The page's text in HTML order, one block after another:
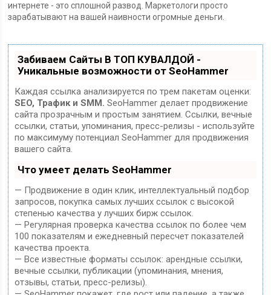
интернете - это сплошной развод. Маркетологи просто
зарабатывают на вашей наивности огромные деньги.
Забиваем Сайты В ТОП КУВАЛДОЙ -
Уникальные возможности от SeoHammer
Каждая ссылка анализируется по трем пакетам оценки:
SEO, Трафик и SMM. SeoHammer делает продвижение
сайта прозрачным и простым занятием. Ссылки, вечные
ссылки, статьи, упоминания, пресс-релизы - используйте
по максимуму потенциал SeoHammer для продвижения
вашего сайта.
Что умеет делать SeoHammer
— Продвижение в один клик, интеллектуальный подбор
запросов, покупка самых лучших ссылок с высокой
степенью качества у лучших бирж ссылок.
— Регулярная проверка качества ссылок по более чем
100 показателям и ежедневный пересчет показателей
качества проекта.
— Все известные форматы ссылок: арендные ссылки,
вечные ссылки, публикации (упоминания, мнения,
отзывы, статьи, пресс-релизы).